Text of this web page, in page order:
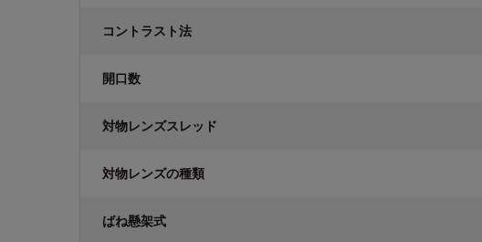
コントラスト法
開口数
対物レンズスレッド
対物レンズの種類
ばね懸架式